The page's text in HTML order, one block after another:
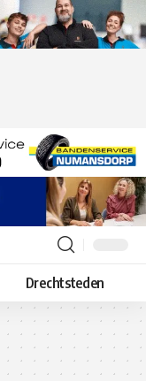
Drechtsteden